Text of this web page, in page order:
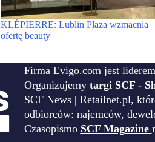
KLÉPIERRE: Lublin Plaza wzmacnia
ofertę beauty
Firma Evigo.com jest
Organizujemy targi SCF -
SCF News | Retailnet.pl,
odbiorców: najemców,
Czasopismo SCF Magazine